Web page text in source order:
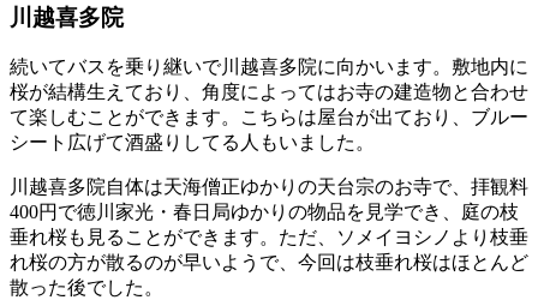
川越喜多院
続いてバスを乗り継いで川越喜多院に向かいます。敷地内に
桜が結構生えており、角度によってはお寺の建造物と合わせ
て楽しむことができます。こちらは屋台が出ており、ブルー
シート広げて酒盛りしてる人もいました。
川越喜多院自体は天海僧正ゆかりの天台宗のお寺で、拝観料
400円で徳川家光・春日局ゆかりの物品を見学でき、庭の枝
垂れ桜も見ることができます。ただ、ソメイヨシノより枝垂
れ桜の方が散るのが早いようで、今回は枝垂れ桜はほとんど
散った後でした。